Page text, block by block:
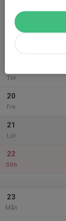
Tis
Tor
20
Fre
21
Lör
22
Sön
23
Mån